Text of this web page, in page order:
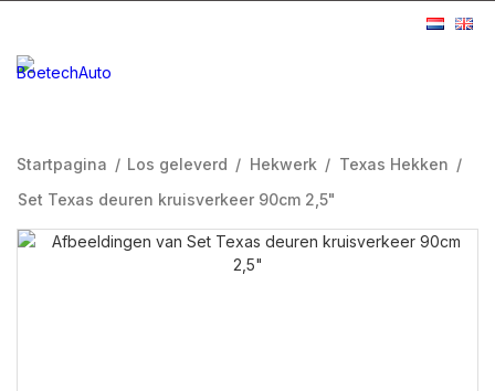
Startpagina / Los geleverd / Hekwerk / Texas Hekken /
Set Texas deuren kruisverkeer 90cm 2,5"